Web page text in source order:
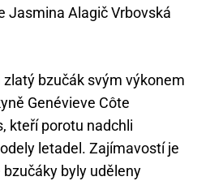
Jasmina Alagič Vrbovská
bzučák svým výkonem
Genévieve Côte
kteří porotu nadchli
letadel. Zajímavostí je
byly uděleny